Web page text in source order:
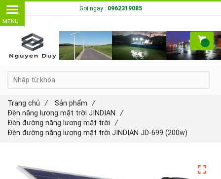
Trang chủ / Sản phẩm
/
Đèn năng lượng mặt trời JINDIAN
/
Đèn đường năng lượng mặt trời
/
Đèn đường năng lượng mặt trời JINDIAN JD-699 (200w)
Gọi ngay : 0962319085